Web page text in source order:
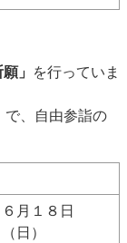
」 を行っていま
、自由参詣の
６月１８日
（日）